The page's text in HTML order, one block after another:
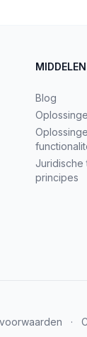
MIDDELEN
Blog
Juridische
principes
·